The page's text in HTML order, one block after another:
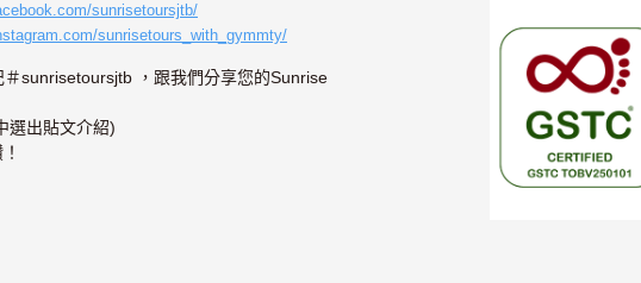
sunrisetoursjtb/
sunrisetours_with_gymmty/
sunrisetoursjtb ，跟我們分享您的Sunrise
選出貼文介紹)